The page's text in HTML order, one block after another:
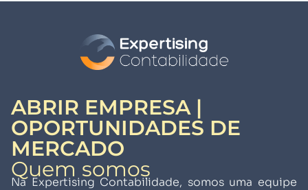
ABRIR EMPRESA |
OPORTUNIDADES DE
MERCADO
Quem somos
Na Expertising Contabilidade, somos uma equipe